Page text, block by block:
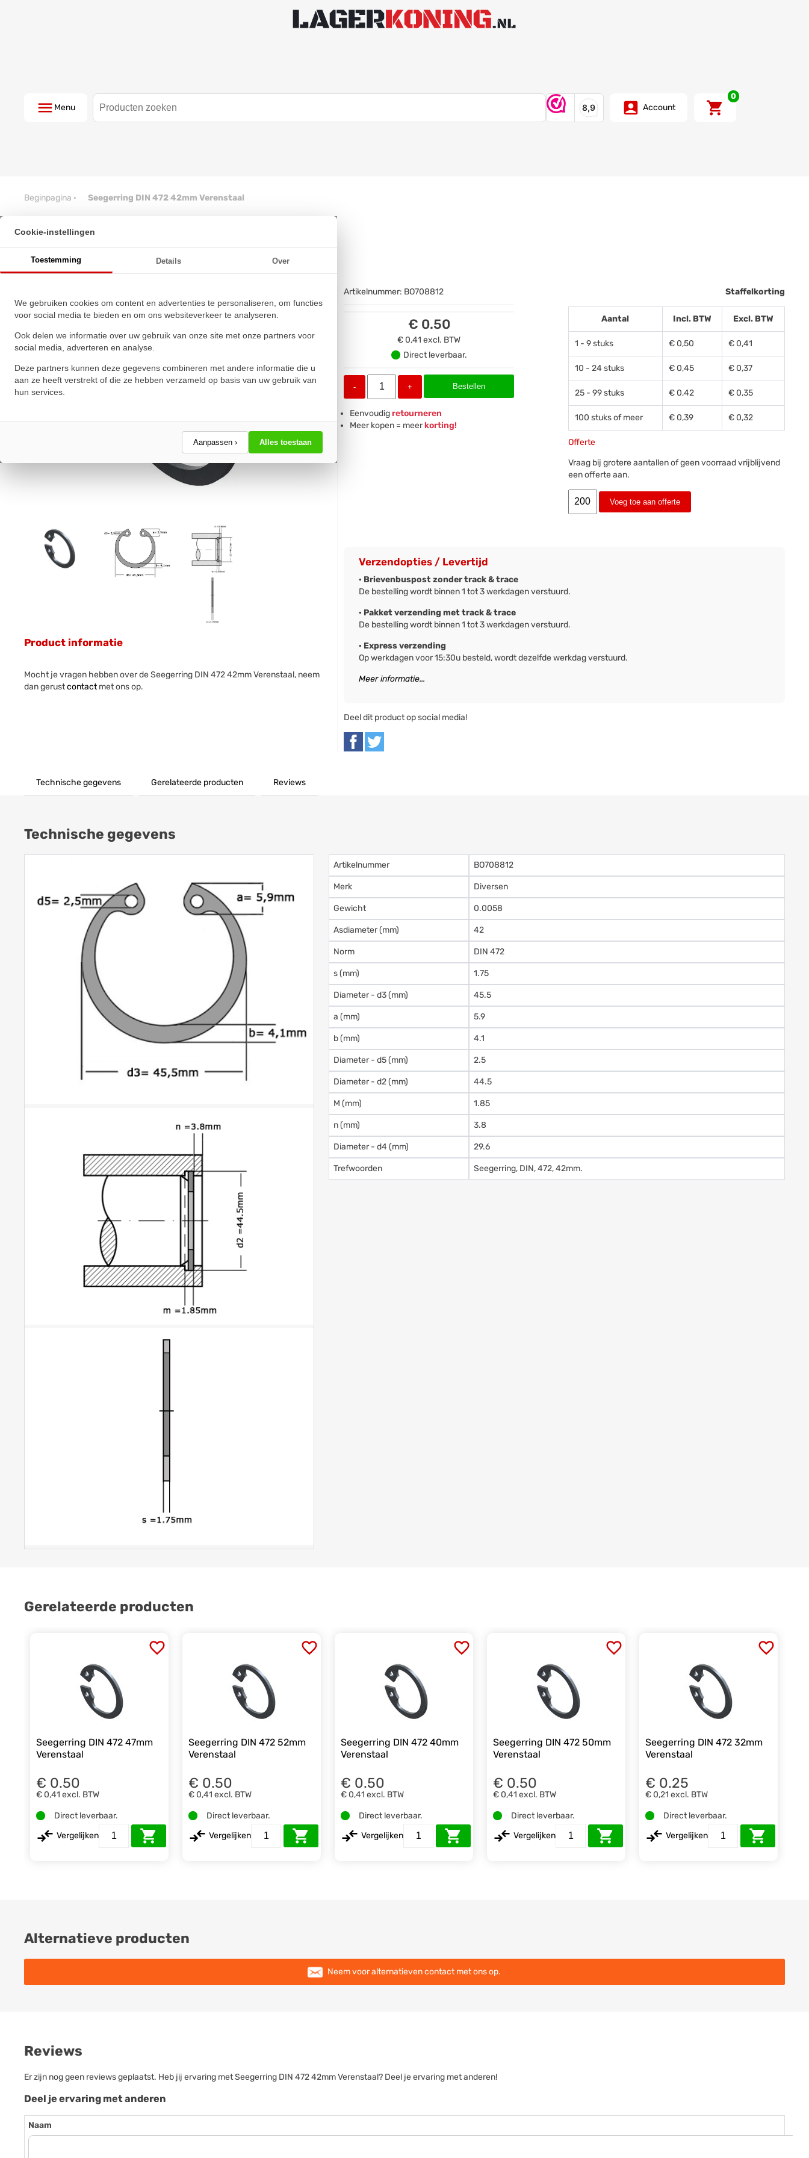
Menu Account
0
Beginpagina · Seegerring DIN 472 42mm Verenstaal
Cookie-instellingen
Toestemming Details Over
We gebruiken cookies om content en advertenties te personaliseren, om functies
voor social media te bieden en om ons websiteverkeer te analyseren.
Ook delen we informatie over uw gebruik van onze site met onze partners voor
social media, adverteren en analyse.
Deze partners kunnen deze gegevens combineren met andere informatie die u
aan ze heeft verstrekt of die ze hebben verzameld op basis van uw gebruik van
hun services.
Aanpassen › Alles toestaan
Seegerring DIN 472 42mm Verenstaal
★★★★★
★★★★★
Product informatie
Mocht je vragen hebben over de Seegerring DIN 472 42mm Verenstaal, neem
dan gerustcontactmet ons op.
Artikelnummer: BO708812
€ 0.50
€ 0,41 excl. BTW
Direct leverbaar.
- + Bestellen
Eenvoudigretourneren
Meer kopen = meerkorting!
Staffelkorting
Aantal Incl. BTW Excl. BTW
1 - 9 stuks € 0,50 € 0,41
10 - 24 stuks € 0,45 € 0,37
25 - 99 stuks € 0,42 € 0,35
100 stuks of meer € 0,39 € 0,32
Offerte
Vraag bij grotere aantallen of geen voorraad vrijblijvend
een offerte aan.
Voeg toe aan offerte
Verzendopties / Levertijd
· Brievenbuspost zonder track & trace
De bestelling wordt binnen 1 tot 3 werkdagen verstuurd.
· Pakket verzending met track & trace
De bestelling wordt binnen 1 tot 3 werkdagen verstuurd.
· Express verzending
Op werkdagen voor 15:30u besteld, wordt dezelfde werkdag verstuurd.
Meer informatie...
Deel dit product op social media!
Technische gegevens Gerelateerde producten Reviews
Technische gegevens
Artikelnummer BO708812
Merk Diversen
Gewicht 0.0058
Asdiameter (mm) 42
Norm DIN 472
s (mm) 1.75
Diameter - d3 (mm) 45.5
a (mm) 5.9
b (mm) 4.1
Diameter - d5 (mm) 2.5
Diameter - d2 (mm) 44.5
M (mm) 1.85
n (mm) 3.8
Diameter - d4 (mm) 29.6
Trefwoorden Seegerring, DIN, 472, 42mm.
Gerelateerde producten
Seegerring DIN 472 47mm
Verenstaal
€ 0.50
€ 0,41 excl. BTW
Direct leverbaar.
Vergelijken
Seegerring DIN 472 52mm
Verenstaal
€ 0.50
€ 0,41 excl. BTW
Direct leverbaar.
Vergelijken
Seegerring DIN 472 40mm
Verenstaal
€ 0.50
€ 0,41 excl. BTW
Direct leverbaar.
Vergelijken
Seegerring DIN 472 50mm
Verenstaal
€ 0.50
€ 0,41 excl. BTW
Direct leverbaar.
Vergelijken
Seegerring DIN 472 32mm
Verenstaal
€ 0.25
€ 0,21 excl. BTW
Direct leverbaar.
Vergelijken
Alternatieve producten
Neem voor alternatieven contact met ons op.
Reviews
Er zijn nog geen reviews geplaatst. Heb jij ervaring met Seegerring DIN 472 42mm Verenstaal? Deel je ervaring met anderen!
Deel je ervaring met anderen
Naam